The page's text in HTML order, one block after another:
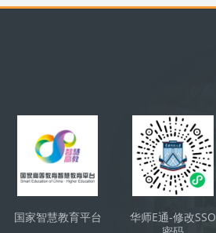
版块
国家智慧教育平台
华师E通-修改SSO